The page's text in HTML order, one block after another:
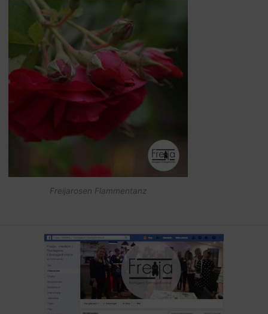
Freijarosen Flammentanz